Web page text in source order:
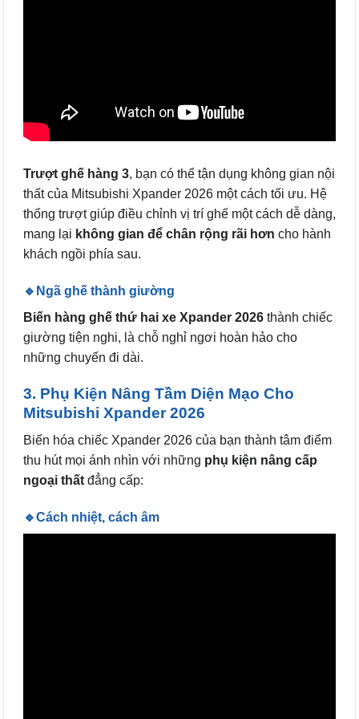
Trượt ghế hàng 3, bạn có thể tận dụng không gian nội
thất của Mitsubishi Xpander 2026 một cách tối ưu. Hệ
thống trượt giúp điều chỉnh vị trí ghế một cách dễ dàng,
mang lại không gian để chân rộng rãi hơn cho hành
khách ngồi phía sau.
🔹Ngã ghế thành giường
Biến hàng ghế thứ hai xe Xpander 2026 thành chiếc
giường tiện nghi, là chỗ nghỉ ngơi hoàn hảo cho
những chuyến đi dài.
3. Phụ Kiện Nâng Tầm Diện Mạo Cho
Mitsubishi Xpander 2026
Biến hóa chiếc Xpander 2026 của bạn thành tâm điểm
thu hút mọi ánh nhìn với những phụ kiện nâng cấp
ngoại thất đẳng cấp:
🔹Cách nhiệt, cách âm